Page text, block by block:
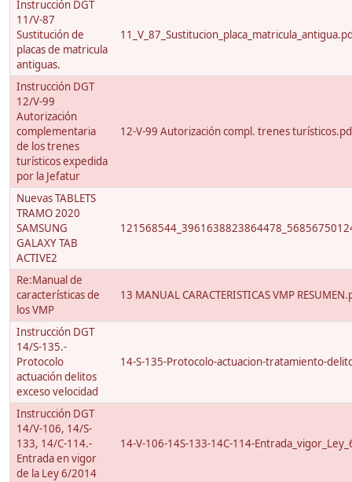
Instrucción DGT
11/V-87
Sustitución de
placas de matricula
antiguas.
Instrucción DGT
12/V-99
Autorización
complementaria
de los trenes
turísticos expedida
por la Jefatur
12-V-99 Autorización compl. trenes
Nuevas TABLETS
TRAMO 2020
SAMSUNG
GALAXY TAB
ACTIVE2
Re:Manual de
características de
los VMP
13 MANUAL CARACTERISTICAS VMP
Instrucción DGT
14/S-135.-
Protocolo
actuación delitos
exceso velocidad
14-S-135-Protocolo-actuacion-tratamiento-
Instrucción DGT
14/V-106, 14/S-
133, 14/C-114.-
Entrada en vigor
de la Ley 6/2014
14-V-106-14S-133-14C-114-